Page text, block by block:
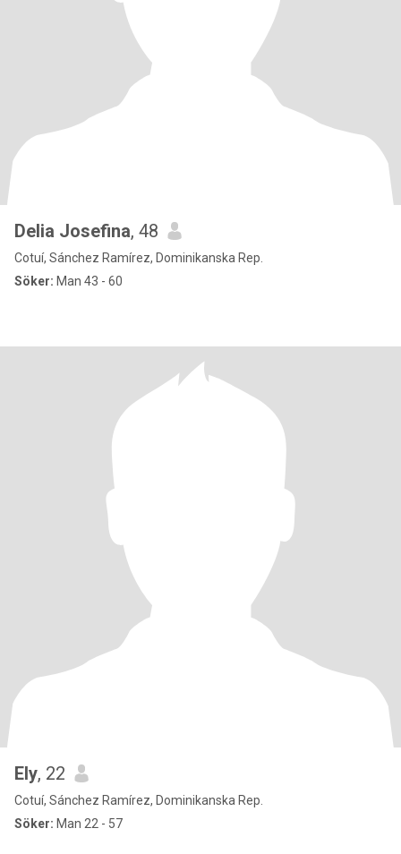
Delia Josefina, 48
Cotuí, Sánchez Ramírez, Dominikanska Rep.
Söker: Man 43 - 60
Ely, 22
Cotuí, Sánchez Ramírez, Dominikanska Rep.
Söker: Man 22 - 57